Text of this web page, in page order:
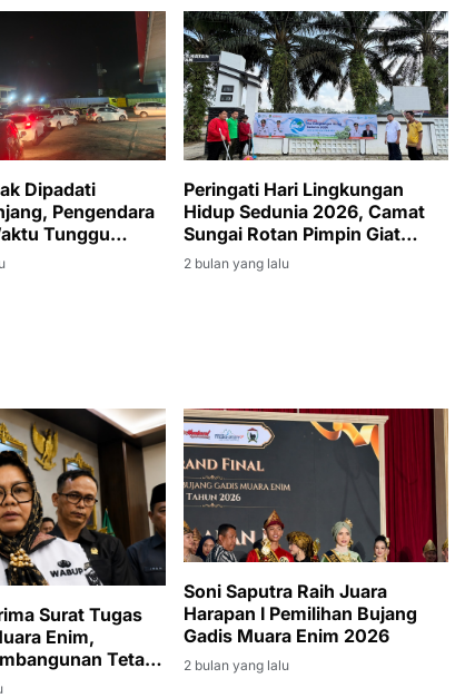
Dipadati
Pengendara
Tunggu
Peringati Hari Lingkungan
Hidup Sedunia 2026, Camat
Sungai Rotan Pimpin Giat
Jumat Bersih di Lingkungan
Kantor Kecamatan
2 bulan yang lalu
Surat Tugas
Enim,
Tetap
Soni Saputra Raih Juara
Harapan I Pemilihan Bujang
Gadis Muara Enim 2026
2 bulan yang lalu